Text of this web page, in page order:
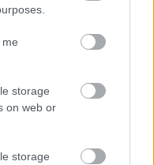
storage
on web or
storage